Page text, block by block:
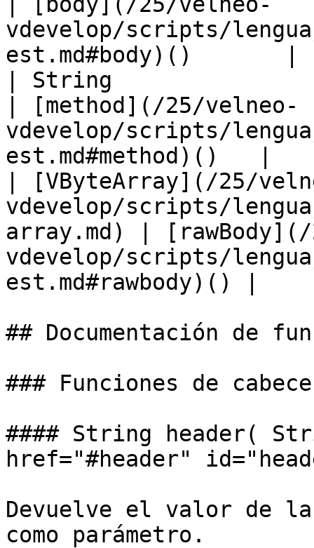
vdevelop/scripts/
est.md#body)()       |
| String
| [method](/25/velneo-
vdevelop/scripts/
est.md#method)()   |
| [VByteArray](/25/
vdevelop/scripts/
array.md) |
vdevelop/scripts/
est.md#rawbody)() |
## Documentación de
### Funciones de
#### String header(
href="#header"
Devuelve el valor de la
como parámetro.